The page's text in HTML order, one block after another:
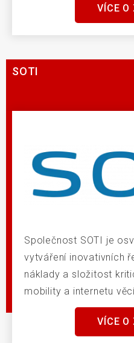
VÍCE O
SOTI
Společnost SOTI je
vytváření inovativních
náklady a složitost
mobility a internetu
VÍCE O